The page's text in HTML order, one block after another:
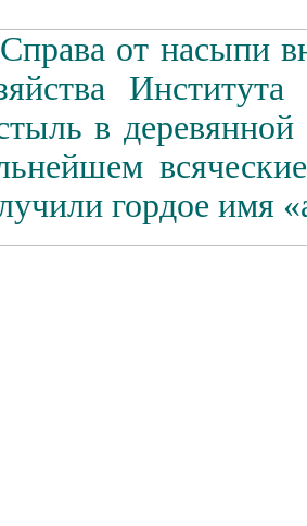
Справа от насыпи
в
гордое имя